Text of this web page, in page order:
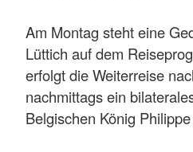
Am Montag steht eine
Lüttich auf dem
erfolgt die Weiterreise
nachmittags ein
Belgischen König